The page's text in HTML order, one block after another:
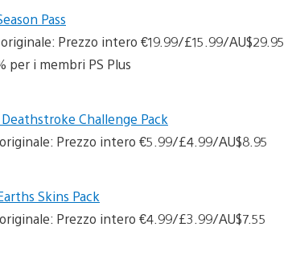
Pass
Prezzo intero €19.99/£15.99/AU$29.95
per i membri PS Plus
Challenge Pack
Prezzo intero €5.99/£4.99/AU$8.95
Skins Pack
Prezzo intero €4.99/£3.99/AU$7.55